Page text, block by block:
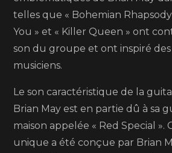
telles que « Bohemian
You » et « Killer Queen » ont
son du groupe et ont inspiré
musiciens.
Le son caractéristique de la
Brian May est en partie dû à sa
maison appelée « Red Special ».
unique a été conçue par Brian